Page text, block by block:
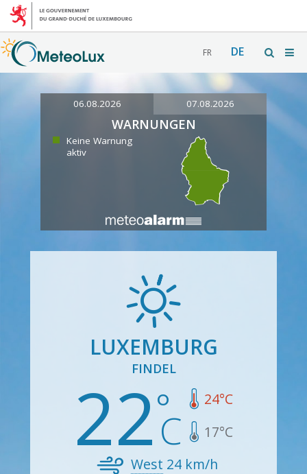
FR DE
06.08.2026 07.08.2026
WARNUNGEN
Keine Warnung
aktiv
LUXEMBURG
FINDEL
22 24°C
17°C
West 24 km/h